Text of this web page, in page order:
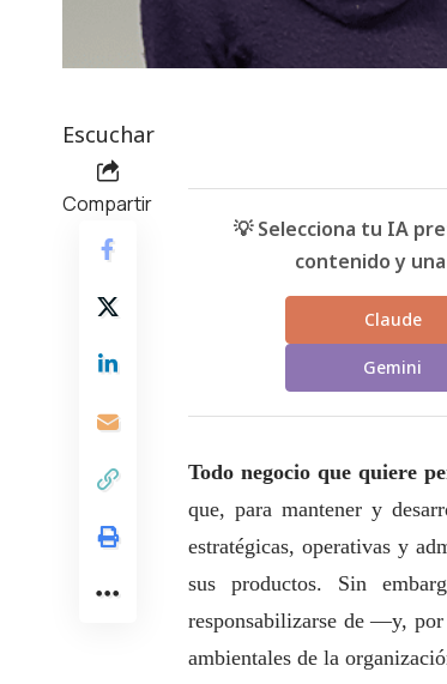
Escuchar
Compartir
💡 Selecciona tu IA
contenido y
Claude
Gemini
Todo negocio que quiere
que, para mantener y
estratégicas, operativas y
sus productos. Sin
responsabilizarse de —y,
ambientales de la